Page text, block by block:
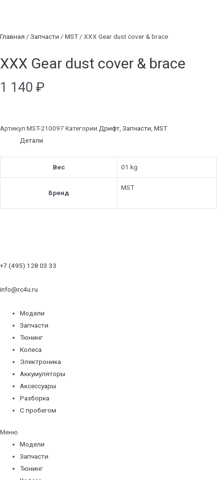
Главная / Запчасти / MST/ XXX Gear dust cover & brace
XXX Gear dust cover & brace
1 140 ₽
Артикул MST-210097 Категории Дрифт, Запчасти, MST
Детали
Вес 01 kg
Бренд
MST
+7 (495) 128 03 33
info@rc4u.ru
Модели
Запчасти
Тюнинг
Колеса
Электроника
Аккумуляторы
Аксессуары
Разборка
С пробегом
Меню
Модели
Запчасти
Тюнинг